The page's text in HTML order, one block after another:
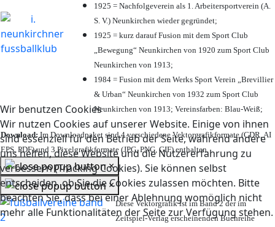
Wir benutzen Cookies
Wir nutzen Cookies auf unserer Website. Einige von ihnen
sind essenziell für den Betrieb der Seite, während andere
uns helfen, diese Website und die Nutzererfahrung zu
verbessern (Tracking Cookies). Sie können selbst
entscheiden, ob Sie die Cookies zulassen möchten. Bitte
beachten Sie, dass bei einer Ablehnung womöglich nicht
mehr alle Funktionalitäten der Seite zur Verfügung stehen.
1925 = Nachfolgeverein als 1. Arbeitersportverein (A.
S. V.) Neunkirchen wieder gegründet;
1925 = kurz darauf Fusion mit dem Sport Club
„Bewegung“ Neunkirchen von 1920 zum Sport Club
Neunkirchen von 1913;
1984 = Fusion mit dem Werks Sport Verein „Brevillier
& Urban“ Neunkirchen von 1932 zum Sport Club
Neunkirchen von 1913; Vereinsfarben: Blau-Weiß;
Download: Im Downloadpaket sind 4 verschiedene Vektorgrafikformate (CDR, AI
EPS, PDF) und 3 Pixelgrafikformate (JPG, PNG, GIF) enthalten.
×
×
Diese Vektorgrafik ist im Band 2 der im
Zeitspiel-Verlag erscheinenden Buchreihe